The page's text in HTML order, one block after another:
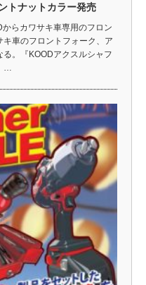
トナットカラー発売
らカワサキ車専用のフロン
キ車のフロントフォーク、ア
。『KOODアクスルシャフ
…